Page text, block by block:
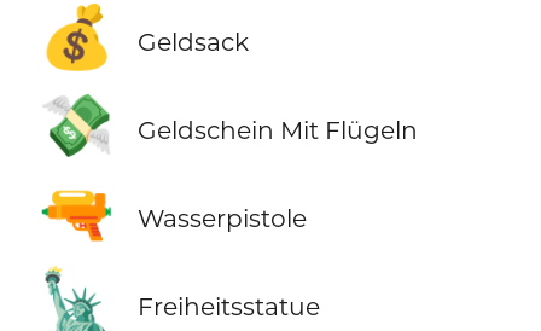
💰 Geldsack
💸 Geldschein Mit Flügeln
🔫 Wasserpistole
🗽 Freiheitsstatue